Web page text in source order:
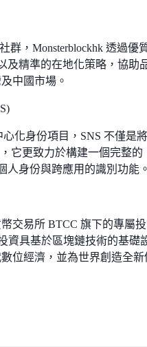
群，Monsterblockhk 透過優
及精準的在地化策略，協助
中國市場。
化身份項目，SNS 不僅是
它更致力於構建一個完整的
人身份與跨應用的識別功能
交易所 BTCC 旗下的專屬
資具基於區塊鏈技術的基礎
位經濟，並為世界創造全新